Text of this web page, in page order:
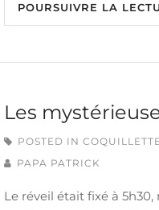
POURSUIVRE LA
Les
POSTED IN
PAPA PATRICK
Le réveil était fixé à 5h30,